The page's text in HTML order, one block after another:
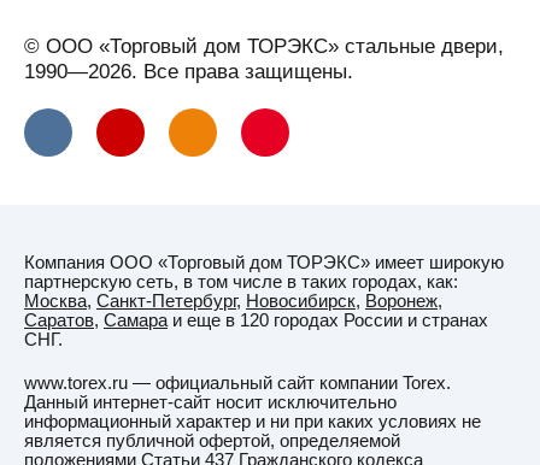
Горно-
Алтайск
Горячий
Ключ
Грозный
Губаха
Гуково
Д
Данков
© ООО «Торговый дом ТОРЭКС» стальные двери,
1990—2026. Все права защищены.
Компания ООО «Торговый дом ТОРЭКС» имеет широкую
партнерскую сеть, в том числе в таких городах, как:
Москва, Санкт-Петербург, Новосибирск, Воронеж,
Саратов, Самара и еще в 120 городах России и странах
СНГ.
www.torex.ru — официальный сайт компании Torex.
Данный интернет-сайт носит исключительно
информационный характер и ни при каких условиях не
является публичной офертой, определяемой
положениями Статьи 437 Гражданского кодекса